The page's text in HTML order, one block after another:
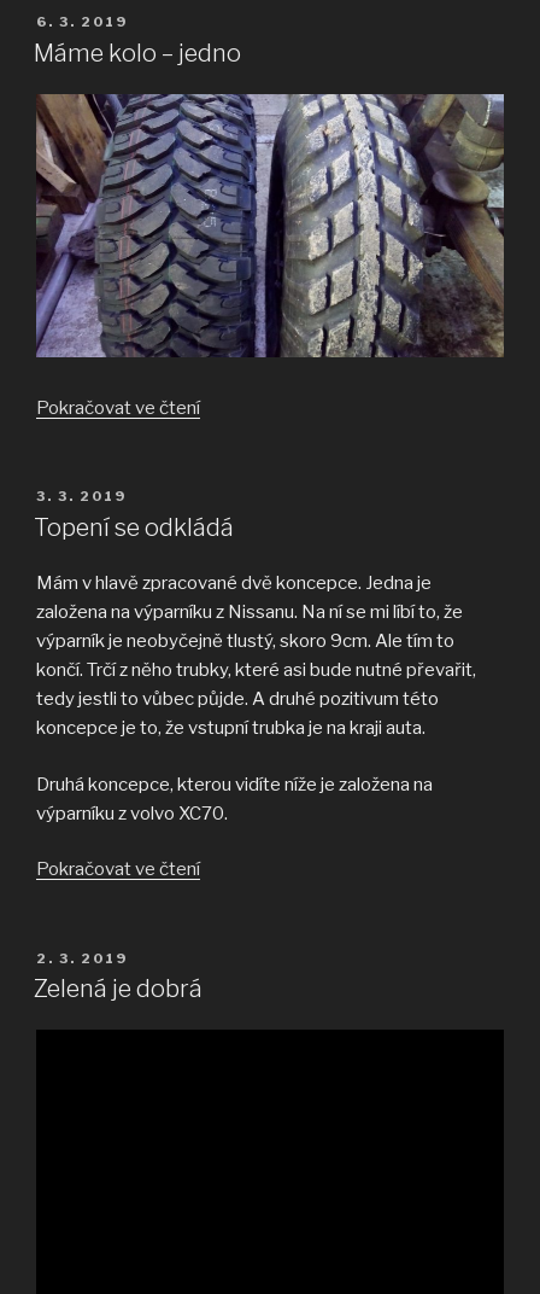
PUBLIKOVÁNO
6. 3. 2019
Máme kolo – jedno
Pokračovat ve čtení„Máme
PUBLIKOVÁNO
3. 3. 2019
Topení se odkládá
Mám v hlavě zpracované dvě koncepce. Jedna je
založena na výparníku z Nissanu. Na ní se mi líbí to, že
výparník je neobyčejně tlustý, skoro 9cm. Ale tím to
končí. Trčí z něho trubky, které asi bude nutné převařit,
tedy jestli to vůbec půjde. A druhé pozitivum této
koncepce je to, že vstupní trubka je na kraji auta.
Druhá koncepce, kterou vidíte níže je založena na
výparníku z volvo XC70.
Pokračovat ve čtení„Topení
PUBLIKOVÁNO
2. 3. 2019
Zelená je dobrá